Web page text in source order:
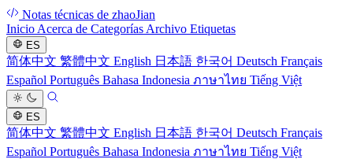
Notas técnicas de zhaoJian
Inicio Acerca de Categorías Archivo Etiquetas
ES
简体中文 繁體中文 English 日本語 한국어 Deutsch Français
Español Português Bahasa Indonesia ภาษาไทย Tiếng Việt
ES
简体中文 繁體中文 English 日本語 한국어 Deutsch Français
Español Português Bahasa Indonesia ภาษาไทย Tiếng Việt